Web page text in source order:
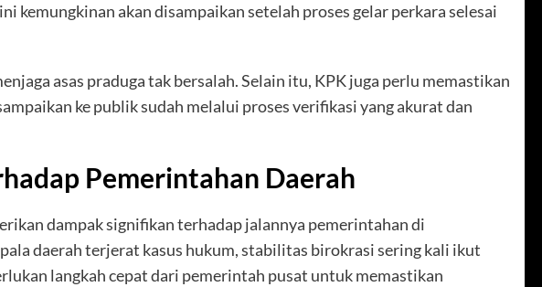
kemungkinan akan disampaikan setelah proses gelar perkara selesai
asas praduga tak bersalah. Selain itu, KPK juga perlu memastikan
ke publik sudah melalui proses verifikasi yang akurat dan
Pemerintahan Daerah
dampak signifikan terhadap jalannya pemerintahan di
daerah terjerat kasus hukum, stabilitas birokrasi sering kali ikut
langkah cepat dari pemerintah pusat untuk memastikan